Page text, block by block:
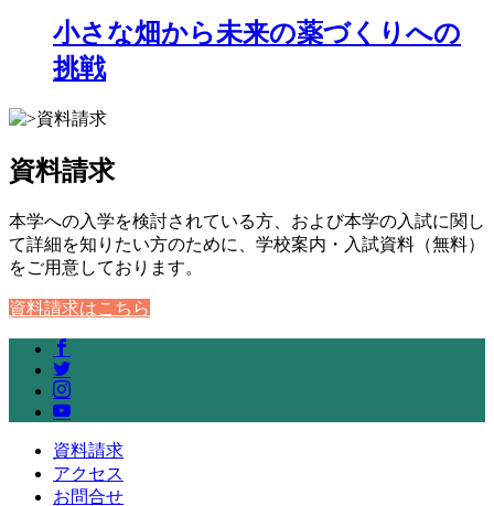
小さな畑から未来の薬づくりへの
挑戦
資料請求
本学への入学を検討されている方、および本学の入試に関し
て詳細を知りたい方のために、学校案内・入試資料（無料）
をご用意しております。
資料請求はこちら
資料請求
アクセス
お問合せ